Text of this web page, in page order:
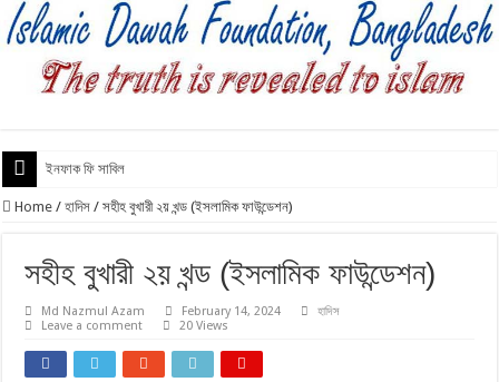
ইনফাক ফি সাবিলিল্লাহ
Home / হাদিস / সহীহ বুখারী ২য় খন্ড (ইসলামিক ফাউন্ডেশন)
সহীহ বুখারী ২য় খন্ড (ইসলামিক ফাউন্ডেশন)
Md Nazmul Azam February 14, 2024
হাদিস
Leave a comment
20 Views